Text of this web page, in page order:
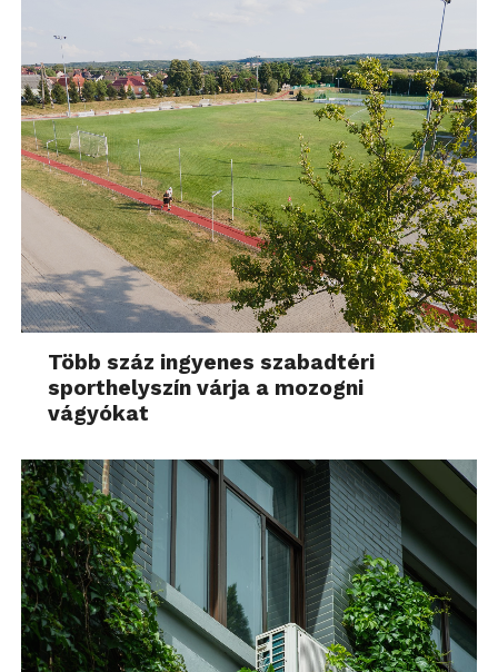
Több száz ingyenes szabadtéri
sporthelyszín várja a mozogni
vágyókat